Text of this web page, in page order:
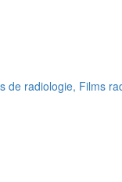
de radiologie, Films